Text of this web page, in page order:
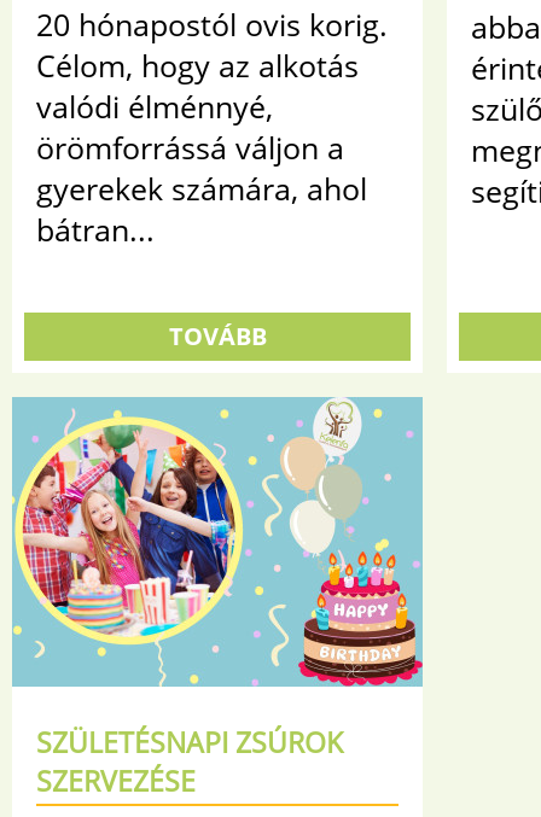
20 hónapostól ovis korig.
Célom, hogy az alkotás
valódi élménnyé,
örömforrássá váljon a
gyerekek számára, ahol
bátran...
TOVÁBB
SZÜLETÉSNAPI ZSÚROK
SZERVEZÉSE